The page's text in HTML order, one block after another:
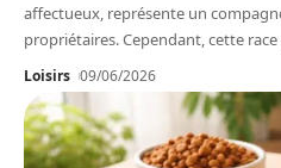
affectueux, représente un
propriétaires. Cependant, cette
Loisirs 09/06/2026